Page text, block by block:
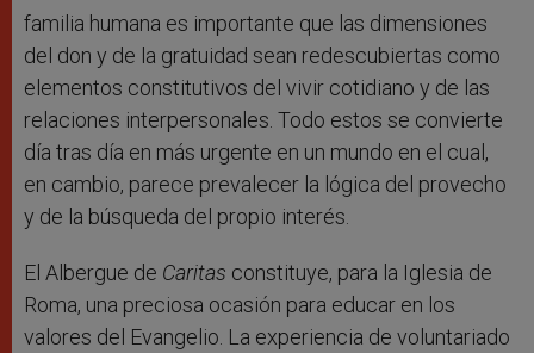
familia humana es importante que las dimensiones
del don y de la gratuidad sean redescubiertas como
elementos constitutivos del vivir cotidiano y de las
relaciones interpersonales. Todo estos se convierte
día tras día en más urgente en un mundo en el cual,
en cambio, parece prevalecer la lógica del provecho
y de la búsqueda del propio interés.
El Albergue de Caritas constituye, para la Iglesia de
Roma, una preciosa ocasión para educar en los
valores del Evangelio. La experiencia de voluntariado